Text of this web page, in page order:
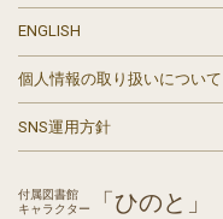
ENGLISH
個人情報の取り扱いについて
SNS運用方針
付属図書館
キャラクター
「ひのと」